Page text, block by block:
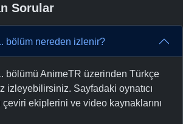
Sorular
bölüm nereden izlenir?
bölümü AnimeTR üzerinden Türkçe
izleyebilirsiniz. Sayfadaki oynatıcı
ekiplerini ve video kaynaklarını